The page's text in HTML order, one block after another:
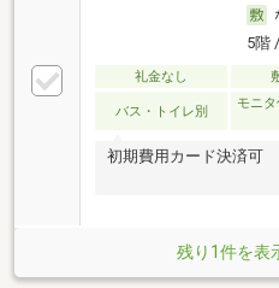
5階
礼金なし
バス・トイレ別
モニ
初期費用カード決済可
残り1件を表